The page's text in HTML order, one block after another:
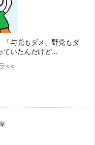
「与党もダメ、野党もダ
ていたんだけど…
<<